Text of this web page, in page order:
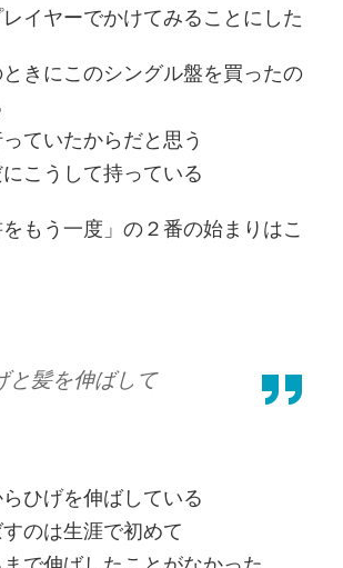
イヤーでかけてみることにした
きにこのシングル盤を買ったの
ていたからだと思う
こうして持っている
をもう一度」の２番の始まりはこ
と髪を伸ばして
ひげを伸ばしている
のは生涯で初めて
で伸ばしたことがなかった